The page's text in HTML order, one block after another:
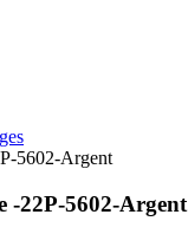
-22P-5602-Argent